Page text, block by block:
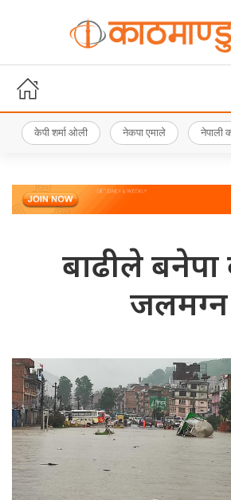
केपी शर्मा ओली नेकपा एमाले नेपाली
बाढीले बनेपा
जलमग्न